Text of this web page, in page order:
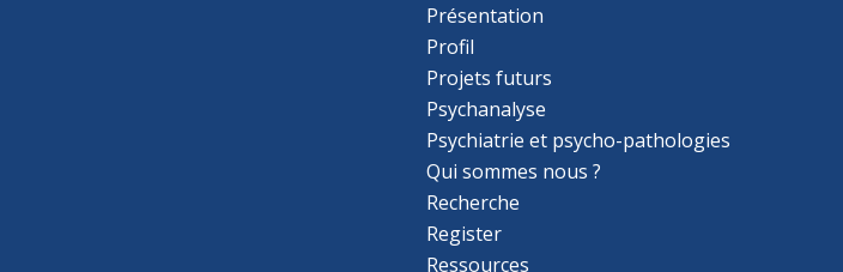
Présentation
Profil
Projets futurs
Psychanalyse
Psychiatrie et psycho-pathologies
Qui sommes nous ?
Recherche
Register
Ressources